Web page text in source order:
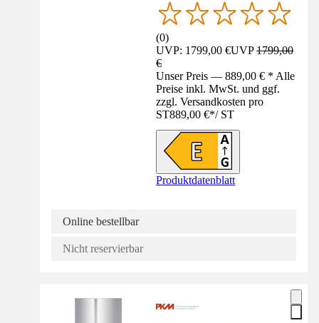
(0)
UVP: 1799,00 €UVP1799,00
€
Unser Preis — 889,00 € * Alle
Preise inkl. MwSt. und ggf.
zzgl. Versandkosten pro
ST889,00 €*/ ST
Produktdatenblatt
Online bestellbar
Nicht reservierbar